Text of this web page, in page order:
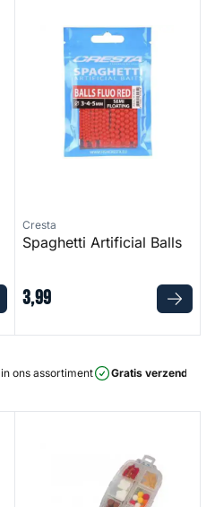
Cresta
Spaghetti Artificial Balls
3,99
in ons assortiment Gratis verzending